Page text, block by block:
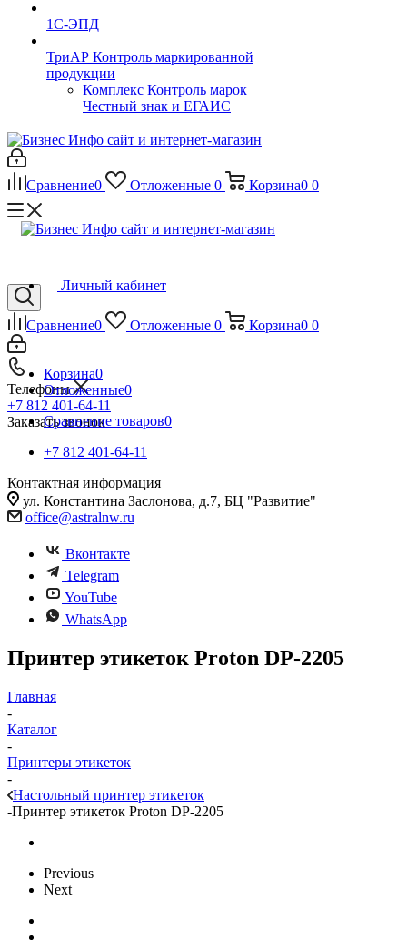
1С-ЭПД
ТриАР Контроль маркированной
продукции
Комплекс Контроль марок
Честный знак и ЕГАИС
Сравнение0 Отложенные 0 Корзина0 0
Сравнение0 Отложенные 0 Корзина0 0
Телефоны
+7 812 401-64-11
Заказать звонок
Личный кабинет
Корзина0
Отложенные0
Сравнение товаров0
+7 812 401-64-11
Контактная информация
ул. Константина Заслонова, д.7, БЦ "Развитие"
office@astralnw.ru
Вконтакте
Telegram
YouTube
WhatsApp
Принтер этикеток Proton DP-2205
Главная
-
Каталог
-
Принтеры этикеток
-
Настольный принтер этикеток
-Принтер этикеток Proton DP-2205
Previous
Next